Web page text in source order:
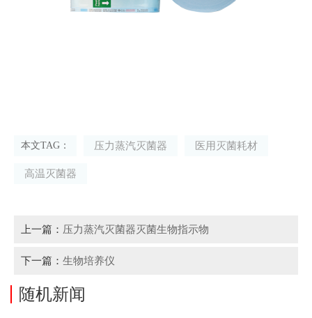
本文TAG： 压力蒸汽灭菌器 医用灭菌耗材
高温灭菌器
上一篇： 压力蒸汽灭菌器灭菌生物指示物
下一篇： 生物培养仪
随机新闻